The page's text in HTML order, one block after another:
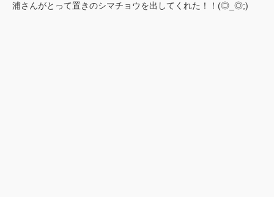
浦さんがとって置きのシマチョウを出してくれた！！(◎_◎;)